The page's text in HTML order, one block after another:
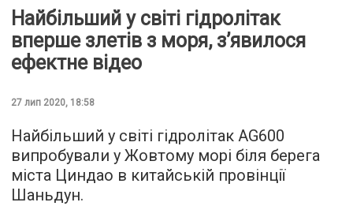
Найбільший у світі гідролітак
вперше злетів з моря, з’явилося
ефектне відео
27 лип 2020, 18:58
Найбільший у світі гідролітак AG600
випробували у Жовтому морі біля берега
міста Циндао в китайській провінції
Шаньдун.